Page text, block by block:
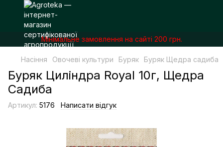
Мінімальне замовлення на сайті 200 грн.
Насіння Овочеві культури Буряк Буряк Щедра садиба
Буряк Циліндра Royal 10г, Щедра
Садиба
Артикул: 5176 Написати відгук